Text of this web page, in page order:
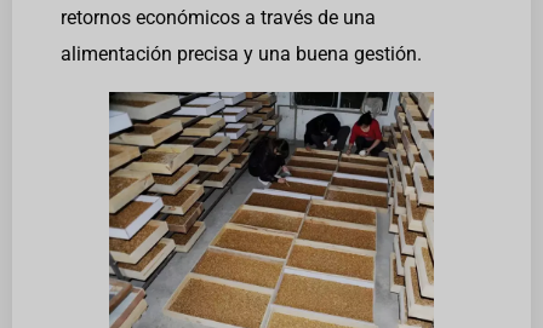
retornos económicos a través de una
alimentación precisa y una buena gestión.